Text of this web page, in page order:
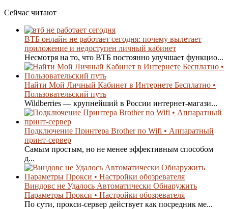
Сейчас читают
ВТБ онлайн не работает сегодня: почему вылетает
приложение и недоступен личный кабинет
Несмотря на то, что ВТБ постоянно улучшает функцио...
Найти Мой Личный Кабинет в Интернете Бесплатно •
Пользовательский путь
Wildberries — крупнейший в России интернет-магази...
Подключение Принтера Brother по Wifi • Аппаратный
принт-сервер
Самым простым, но не менее эффективным способом
д...
Виндовс не Удалось Автоматически Обнаружить
Параметры Прокси • Настройки обозревателя
По сути, прокси-сервер действует как посредник ме...